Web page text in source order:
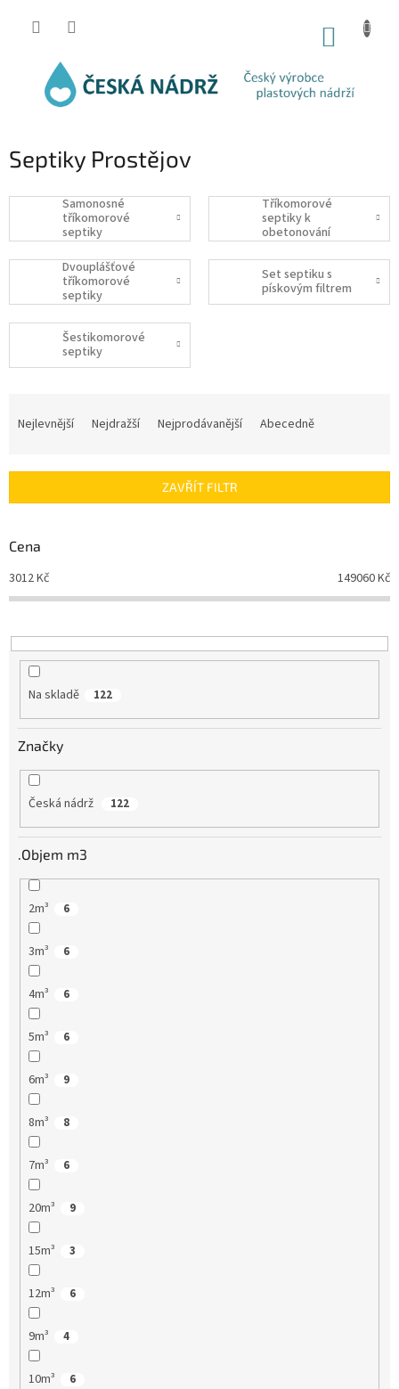
Septiky Prostějov
Samonosné
tříkomorové
septiky
Tříkomorové
septiky k
obetonování
Dvouplášťové
tříkomorové
septiky
Set septiku s
pískovým filtrem
Šestikomorové
septiky
í
r
o
d
u
t
ů
Nejlevnější Nejdražší Nejprodávanější Abecedně
ZAVŘÍT FILTR
Cena
3012Kč 149060Kč
Na skladě 122
Značky
Česká nádrž 122
.Objem m3
2m³ 6
3m³ 6
4m³ 6
5m³ 6
6m³ 9
8m³ 8
7m³ 6
20m³ 9
15m³ 3
12m³ 6
9m³ 4
10m³ 6